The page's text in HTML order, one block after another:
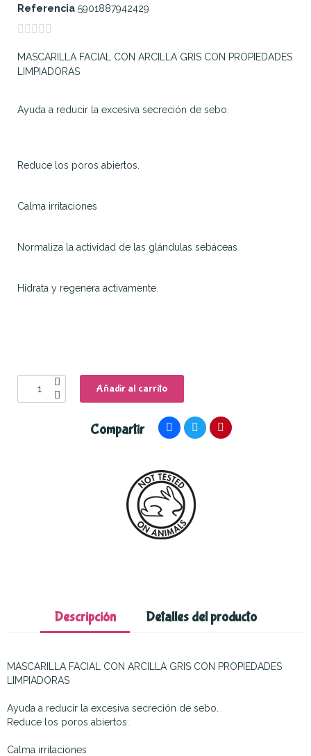
Referencia 5901887942429
    
MASCARILLA FACIAL CON ARCILLA GRIS CON PROPIEDADES
LIMPIADORAS
Ayuda a reducir la excesiva secreción de sebo.
Reduce los poros abiertos.
Calma irritaciones
Normaliza la actividad de las glándulas sebáceas
Hidrata y regenera activamente.
Añadir al carrito
Compartir
Descripción Detalles del producto
MASCARILLA FACIAL CON ARCILLA GRIS CON PROPIEDADES
LIMPIADORAS
Ayuda a reducir la excesiva secreción de sebo.
Reduce los poros abiertos.
Calma irritaciones